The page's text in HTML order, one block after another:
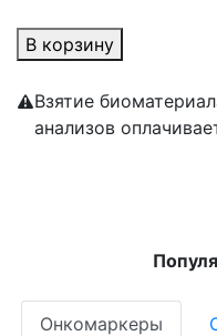
В корзину
Взятие
анализов
Онкомаркеры